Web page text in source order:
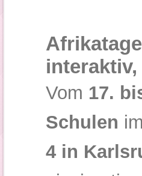
Vom 17.
Schulen im
4 in